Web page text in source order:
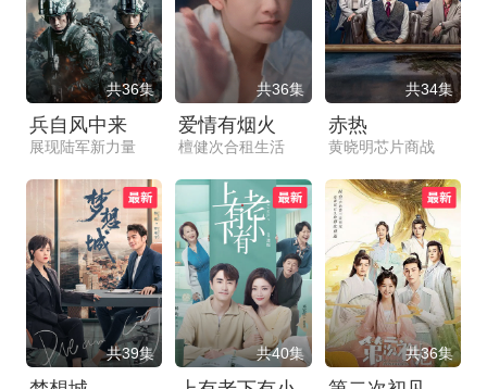
共36集
兵自风中来
展现陆军新力量
共36集
爱情有烟火
檀健次合租生活
共34集
赤热
黄晓明芯片商战
共39集 共40集 共36集